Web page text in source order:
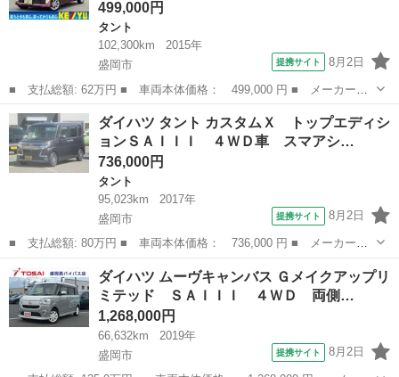
499,000円
タント
102,300km
2015年
盛岡市
提携サイト 8月2日
■ 支払総額: 62万円 ■ 車両本体価格： 499,000 円 ■ メーカー
名： ダイハツ ■ 車種名： タント ■ グレード名： カスタム
Ｘ トップエディションＳＡ 禁煙車 ４ＷＤ ワンオーナー 衝突
被害軽減装置 左側...
岩手 盛岡市 タント
ダイハツ タント カスタムＸ トップエディシ
ョンＳＡＩＩＩ ４ＷＤ車 スマアシ…
736,000円
タント
95,023km
2017年
盛岡市
提携サイト 8月2日
■ 支払総額: 80万円 ■ 車両本体価格： 736,000 円 ■ メーカー
名： ダイハツ ■ 車種名： タント ■ グレード名： カスタム
Ｘ トップエディションＳＡＩＩＩ ４ＷＤ車 スマアシＩＩＩ Ｌ
ＥＤヘッドランプ ...
岩手 タント
ダイハツ ムーヴキャンバス Ｇメイクアップリ
ミテッド ＳＡＩＩＩ ４ＷＤ 両側…
1,268,000円
66,632km
2019年
盛岡市
提携サイト 8月2日